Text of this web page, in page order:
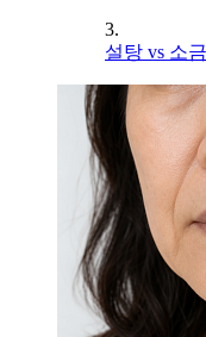
3.
설탕 vs 소